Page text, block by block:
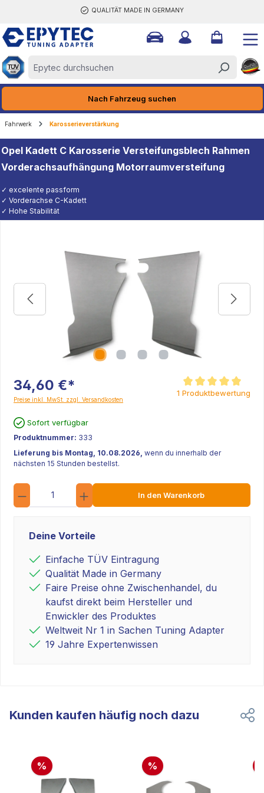
QUALITÄT MADE IN GERMANY
Nach Fahrzeug suchen
Fahrwerk Karosserieverstärkung
Opel Kadett C Karosserie Versteifungsblech Rahmen
Vorderachsaufhängung Motorraumversteifung
✓ excelente passform
✓ Vorderachse C-Kadett
✓ Hohe Stabilität
34,60 €*
Preise inkl. MwSt. zzgl. Versandkosten
Durchschnittliche
1 Produktbewertung
Sofort verfügbar
Produktnummer: 333
Lieferung bis Montag, 10.08.2026, wenn du innerhalb der
nächsten 15 Stunden bestellst.
Anzahl
In den Warenkorb
Deine Vorteile
Einfache TÜV Eintragung
Qualität Made in Germany
Faire Preise ohne Zwischenhandel, du
kaufst direkt beim Hersteller und
Enwickler des Produktes
Weltweit Nr 1 in Sachen Tuning Adapter
19 Jahre Expertenwissen
Kunden kaufen häufig noch dazu
% %